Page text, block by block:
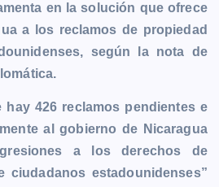
en la solución que ofrece
a los reclamos de propiedad
según la nota de
hay 426 reclamos pendientes e
al gobierno de Nicaragua
a los derechos de
ciudadanos estadounidenses”